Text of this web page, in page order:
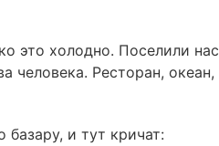
это холодно. Поселили
человека. Ресторан, океан,
и тут кричат: